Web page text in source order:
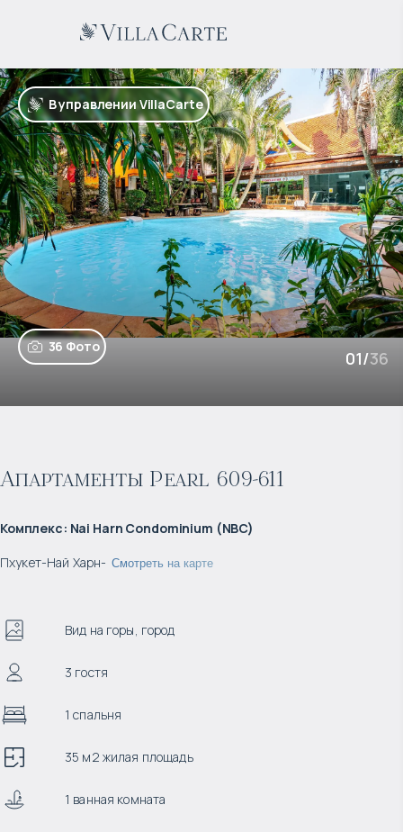
В управлении VillaCarte
36 Фото
01/36
Апартаменты Pearl 609-611
Комплекс: Nai Harn Condominium (NBC)
Пхукет-Най Харн- Смотреть на карте
Вид на горы, город
3 гостя
1 спальня
35 м2 жилая площадь
1 ванная комната